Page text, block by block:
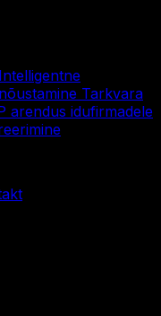
Intelligentne
Tarkvara
arendus idufirmadele